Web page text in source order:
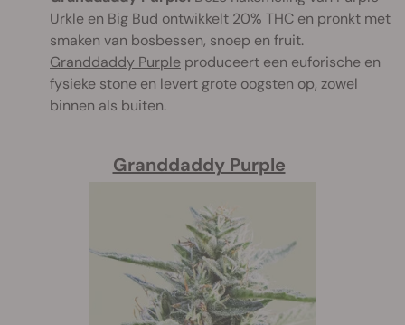
Urkle en Big Bud ontwikkelt 20% THC en pronkt met
smaken van bosbessen, snoep en fruit.
Granddaddy Purple produceert een euforische en
fysieke stone en levert grote oogsten op, zowel
binnen als buiten.
Granddaddy Purple